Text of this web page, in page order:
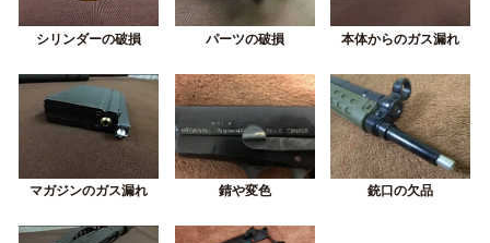
シリンダーの破損 パーツの破損 本体からのガス漏れ
マガジンのガス漏れ 錆や変色 銃口の欠品